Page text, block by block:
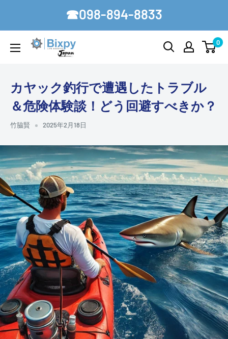
る
☎098-894-8833
Bixpy-
0
カヤック釣行で遭遇したトラブル
＆危険体験談！どう回避すべきか？
竹脇賢 2025年2月18日